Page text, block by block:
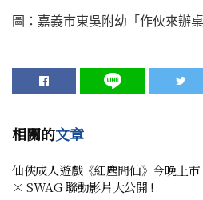
圖：嘉義市東吳附幼「作伙來辦
相關的文章
仙俠成人遊戲《紅塵問仙》今晚上
× SWAG 聯動影片大公開 !